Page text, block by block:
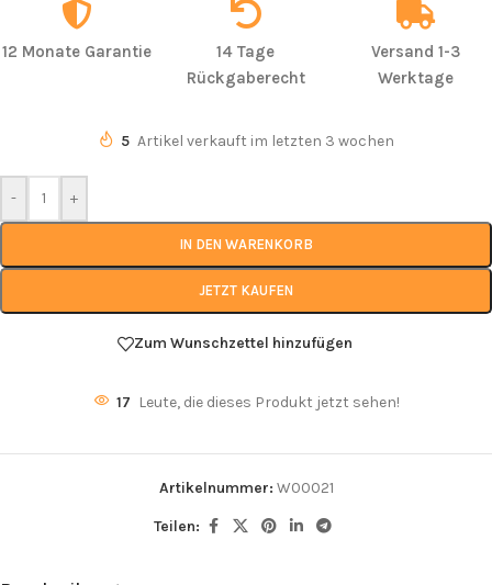
12 Monate Garantie
14 Tage
Rückgaberecht
Versand 1-3
Werktage
5 Artikel verkauft im letzten 3 wochen
- +
IN DEN WARENKORB
JETZT KAUFEN
Zum Wunschzettel hinzufügen
17 Leute, die dieses Produkt jetzt sehen!
Artikelnummer: W00021
Teilen: